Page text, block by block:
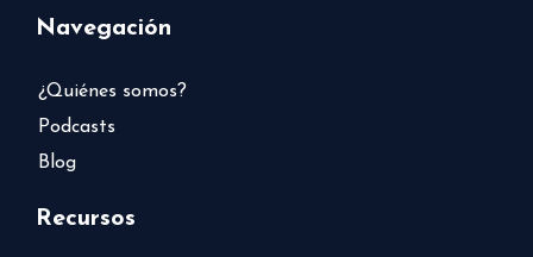
Navegación
¿Quiénes somos?
Podcasts
Blog
Recursos